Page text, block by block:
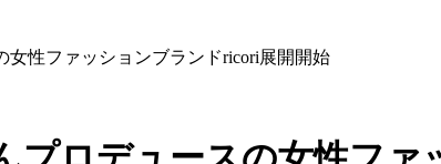
性ファッションブランドricori展開開始